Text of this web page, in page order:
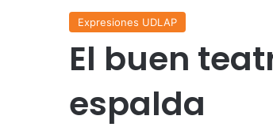
Expresiones UDLAP
El buen
espalda